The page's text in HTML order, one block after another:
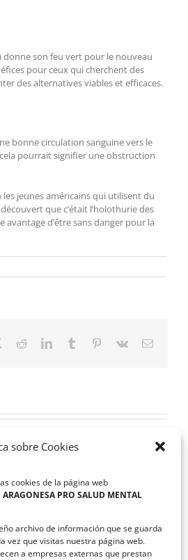
sobre Cookies
cookies de la página web
PRO SALUD MENTAL
archivo de información que se guarda
vez que visitas nuestra página web.
a empresas externas que prestan
donne son feu vert pour le nouveau
pour ceux qui cherchent des
des alternatives viables et efficaces.
bonne circulation sanguine vers le
pourrait signifier une obstruction
jeunes américains qui utilisent du
que c’était l’holothurie des
d’être sans danger pour la
RedditLinkedInTumblr Pinterest
Vk
Correo